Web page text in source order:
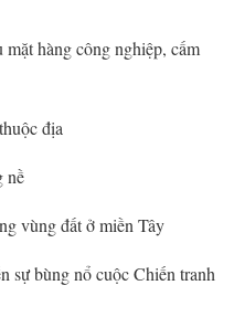
hàng công nghiệp, cấm
địa
nề
vùng đất ở miền Tây
sự bùng nổ cuộc Chiến tranh